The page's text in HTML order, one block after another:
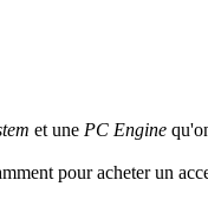
et une PC Engine
pour acheter un